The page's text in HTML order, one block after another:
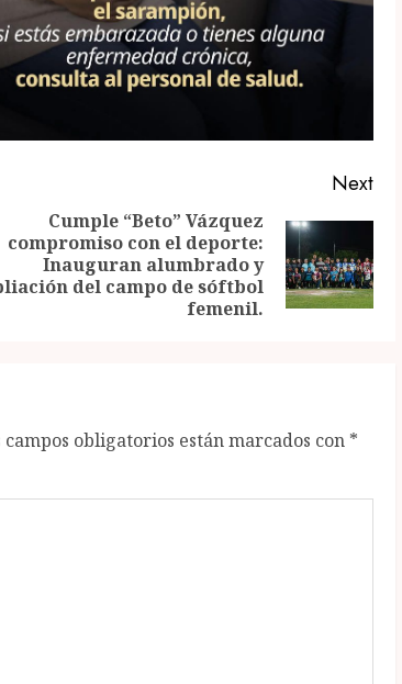
Next
Cumple “Beto” Vázquez
compromiso con el deporte:
Inauguran alumbrado y
del campo de sóftbol
femenil.
campos obligatorios están marcados con *